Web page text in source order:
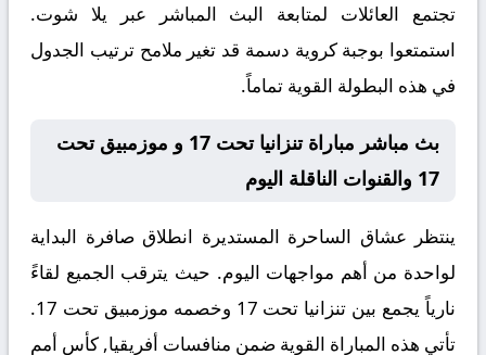
تجتمع العائلات لمتابعة البث المباشر عبر يلا شوت.
استمتعوا بوجبة كروية دسمة قد تغير ملامح ترتيب الجدول
في هذه البطولة القوية تماماً.
بث مباشر مباراة تنزانيا تحت 17 و موزمبيق تحت
17 والقنوات الناقلة اليوم
ينتظر عشاق الساحرة المستديرة انطلاق صافرة البداية
لواحدة من أهم مواجهات اليوم. حيث يترقب الجميع لقاءً
نارياً يجمع بين تنزانيا تحت 17 وخصمه موزمبيق تحت 17
.
تأتي هذه المباراة القوية ضمن منافسات أفريقيا, كأس أمم